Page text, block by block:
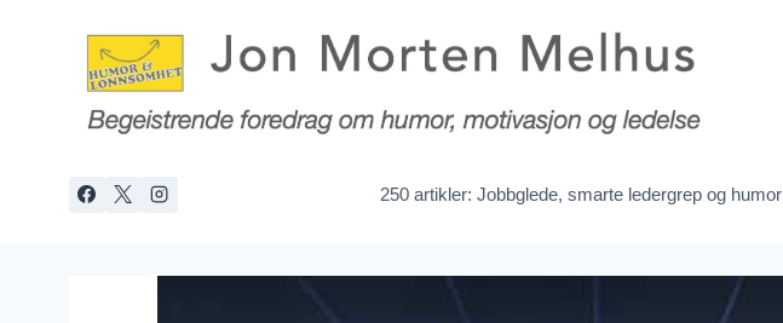
250 artikler: Jobbglede, smarte ledergrep og humor